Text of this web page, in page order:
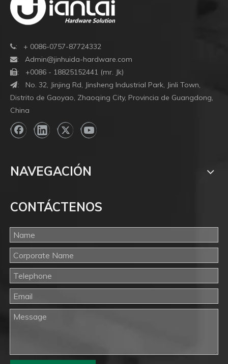
Accesorios de barandilla de acero inoxidable Accesorios
: + 0086-0757-87724332
: Admin@jinhuida-hardware.com
: +0086 - 18825152441 (mr. Jk)
: No. 32, Jinjing Rd, Jinsheng Industrial Park, Jinli Town,
Distrito de Gaoyao, Zhaoqing City, Provincia de Guangdong,
China
NAVEGACIÓN
CONTÁCTENOS